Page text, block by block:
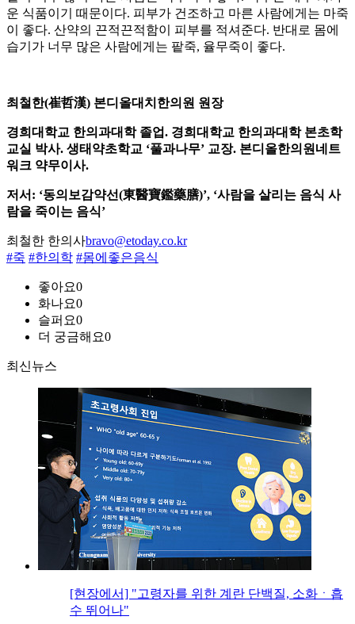
운 식품이기 때문이다. 피부가 건조하고 마른 사람에게는 마죽
이 좋다. 산약의 끈적끈적함이 피부를 적셔준다. 반대로 몸에
습기가 너무 많은 사람에게는 팥죽, 율무죽이 좋다.
최철한(崔哲漢) 본디올대치한의원 원장
경희대학교 한의과대학 졸업. 경희대학교 한의과대학 본초학
교실 박사. 생태약초학교 ‘풀과나무’ 교장. 본디올한의원네트
워크 약무이사.
저서: ‘동의보감약선(東醫寶鑑藥膳)’, ‘사람을 살리는 음식 사
람을 죽이는 음식’
최철한 한의사bravo@etoday.co.kr
#죽 #한의학 #몸에좋은음식
좋아요0
화나요0
슬퍼요0
더 궁금해요0
최신뉴스
[현장에서] "고령자를 위한 계란 단백질, 소화ㆍ흡
수 뛰어나"